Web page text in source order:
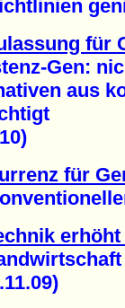
für
Gen:
aus
für